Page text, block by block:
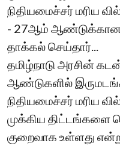
நிதியமைச்சர் மரிய
- 27ஆம் ஆண்டுக்கான
தாக்கல் செய்தார்...
தமிழ்நாடு அரசின்
ஆண்டுகளில்
நிதியமைச்சர் மரிய
முக்கிய திட்டங்களை
குறைவாக உள்ளது